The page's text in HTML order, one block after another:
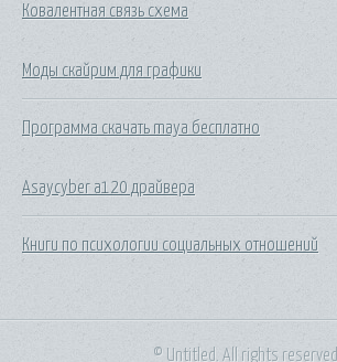
Ковалентная связь схема
Моды скайрим для графики
Программа скачать maya бесплатно
Asaycyber a120 драйвера
Книги по психологии социальных отношений
© Untitled. All rights reserved.